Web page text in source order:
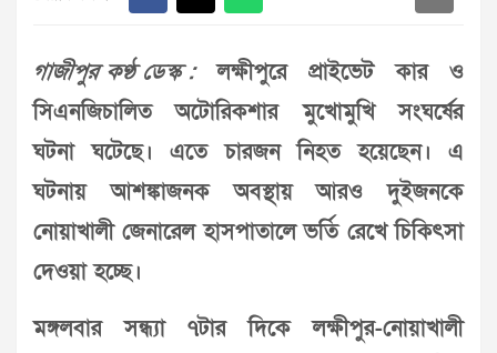
গাজীপুর কণ্ঠ ডেস্ক :লক্ষীপুরে প্রাইভেট কার ও
সিএনজিচালিত অটোরিকশার মুখোমুখি সংঘর্ষের
ঘটনা ঘটেছে। এতে চারজন নিহত হয়েছেন। এ
ঘটনায় আশঙ্কাজনক অবস্থায় আরও দুইজনকে
নোয়াখালী জেনারেল হাসপাতালে ভর্তি রেখে চিকিৎসা
দেওয়া হচ্ছে।
মঙ্গলবার সন্ধ্যা ৭টার দিকে লক্ষীপুর-নোয়াখালী